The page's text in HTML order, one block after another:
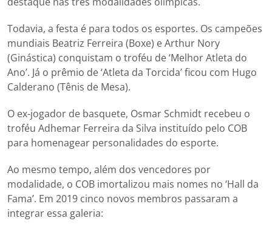
Todavia, a festa é para todos os esportes. Os campeões
mundiais Beatriz Ferreira (Boxe) e Arthur Nory
(Ginástica) conquistam o troféu de ‘Melhor Atleta do
Ano’. Já o prêmio de ‘Atleta da Torcida’ ficou com Hugo
Calderano (Tênis de Mesa).
O ex-jogador de basquete, Osmar Schmidt recebeu o
troféu Adhemar Ferreira da Silva instituído pelo COB
para homenagear personalidades do esporte.
Ao mesmo tempo, além dos vencedores por
modalidade, o COB imortalizou mais nomes no ‘Hall da
Fama’. Em 2019 cinco novos membros passaram a
integrar essa galeria: